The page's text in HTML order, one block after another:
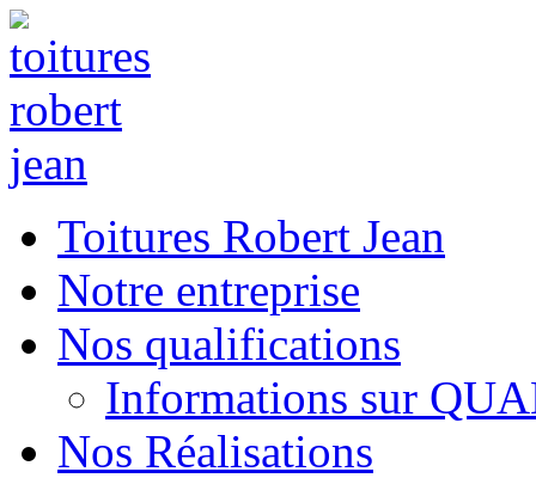
Toitures Robert Jean
Notre entreprise
Nos qualifications
Informations sur
Nos Réalisations